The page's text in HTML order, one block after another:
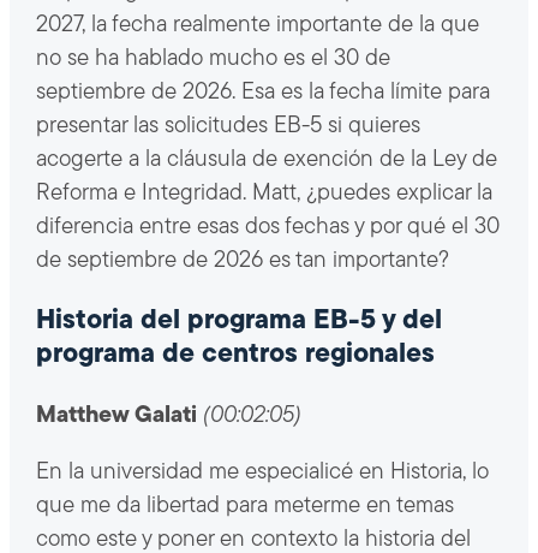
2027, la fecha realmente importante de la que
no se ha hablado mucho es el 30 de
septiembre de 2026. Esa es la fecha límite para
presentar las solicitudes EB-5 si quieres
acogerte a la cláusula de exención de la Ley de
Reforma e Integridad. Matt, ¿puedes explicar la
diferencia entre esas dos fechas y por qué el 30
de septiembre de 2026 es tan importante?
Historia del programa EB-5 y del
programa de centros regionales
Matthew Galati (00:02:05)
En la universidad me especialicé en Historia, lo
que me da libertad para meterme en temas
como este y poner en contexto la historia del